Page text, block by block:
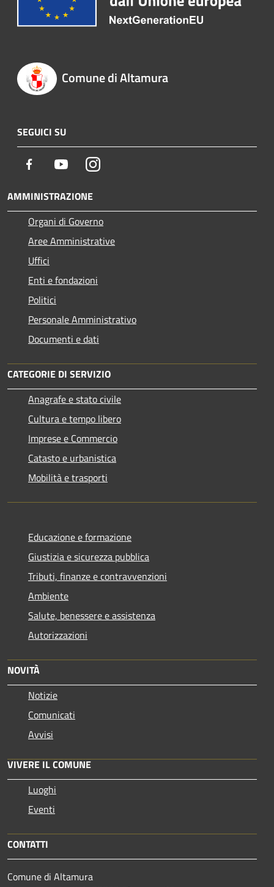
Comune di Altamura
SEGUICI SU
Facebook YoutubeInstagram
AMMINISTRAZIONE
Organi di Governo
Aree Amministrative
Uffici
Enti e fondazioni
Politici
Personale Amministrativo
Documenti e dati
CATEGORIE DI SERVIZIO
Anagrafe e stato civile
Cultura e tempo libero
Imprese e Commercio
Catasto e urbanistica
Mobilità e trasporti
Educazione e formazione
Giustizia e sicurezza pubblica
Tributi, finanze e contravvenzioni
Ambiente
Salute, benessere e assistenza
Autorizzazioni
NOVITÀ
Notizie
Comunicati
Avvisi
VIVERE IL COMUNE
Luoghi
Eventi
CONTATTI
Comune di Altamura